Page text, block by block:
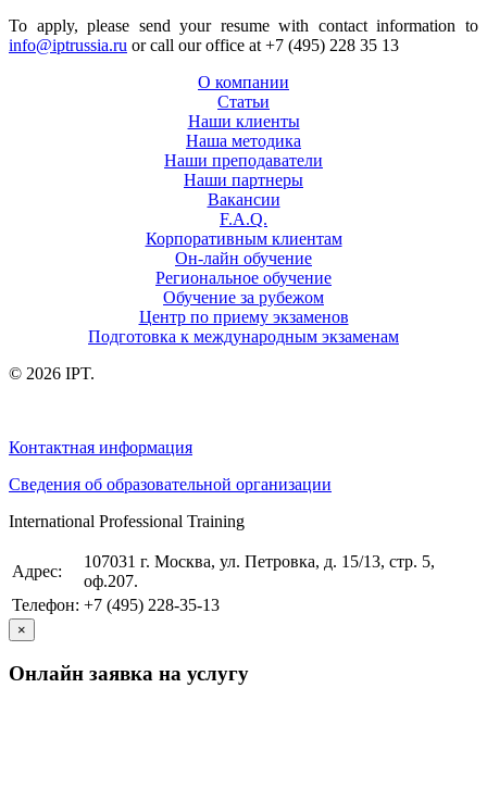
To apply, please send your resume with contact information to
info@iptrussia.ru or call our office at +7 (495) 228 35 13
О компании
Статьи
Наши клиенты
Наша методика
Наши преподаватели
Наши партнеры
Вакансии
F.A.Q.
Корпоративным клиентам
Он-лайн обучение
Региональное обучение
Обучение за рубежом
Центр по приему экзаменов
Подготовка к международным экзаменам
© 2026 IPT.
Контактная информация
Сведения об образовательной организации
International Professional Training
Адрес:
107031 г. Москва, ул. Петровка, д. 15/13, стр. 5,
оф.207.
Телефон: +7 (495) 228-35-13
×
Онлайн заявка на услугу